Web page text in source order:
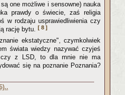
one możliwe i sensowne) nauka
prawdy o świecie, zaś religia
w rodzaju usprawiedliwienia czy
rację bytu. [ 8 ]
ekstatyczne", czymkolwiek
świata wiedzy nazywać czyjeś
czy z LSD, to dla mnie nie ma
się na poznanie Poznania?